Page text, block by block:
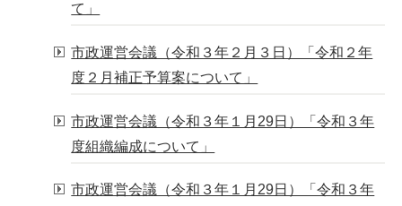
て」
市政運営会議（令和３年２月３日）「令和２年
度２月補正予算案について」
市政運営会議（令和３年１月29日）「令和３年
度組織編成について」
市政運営会議（令和３年１月29日）「令和３年